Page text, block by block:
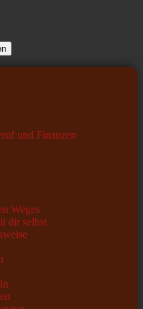
und Finanzen
Weges
dir selbst